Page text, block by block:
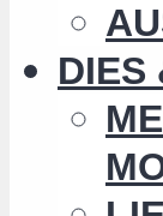
DIES